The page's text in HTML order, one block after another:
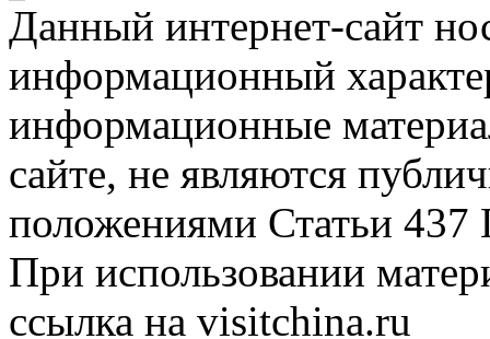
Данный интернет-сайт
информационный
информационные
сайте, не являются
положениями Статьи 437
При использовании
ссылка на visitchina.ru